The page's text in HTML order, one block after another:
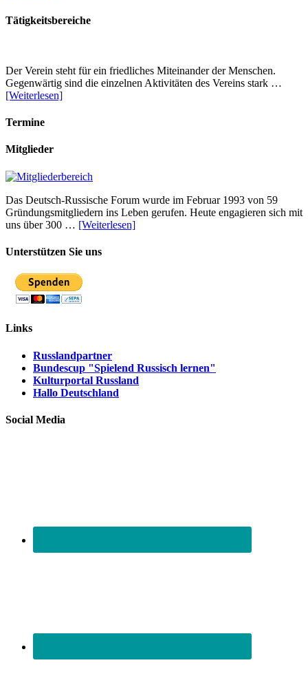
Tätigkeitsbereiche
Der Verein steht für ein friedliches Miteinander der Menschen.
Gegenwärtig sind die einzelnen Aktivitäten des Vereins stark …
[Weiterlesen]
Termine
Mitglieder
Das Deutsch-Russische Forum wurde im Februar 1993 von 59
Gründungsmitgliedern ins Leben gerufen. Heute engagieren sich mit
uns über 300 … [Weiterlesen]
Unterstützen Sie uns
Links
Russlandpartner
Bundescup "Spielend Russisch lernen"
Kulturportal Russland
Hallo Deutschland
Social Media